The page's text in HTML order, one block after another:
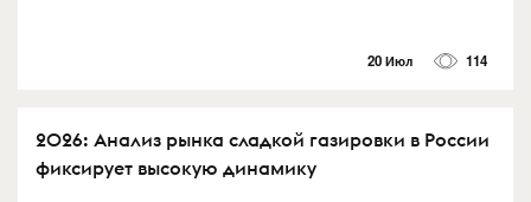
20 Июл 114
2026: Анализ рынка сладкой газировки в России
фиксирует высокую динамику